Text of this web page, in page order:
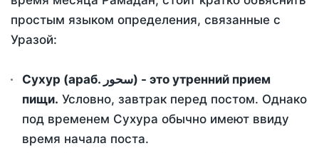
простым языком определения, связанные с
Уразой:
Сухур (араб. سحور) - это утренний прием
пищи. Условно, завтрак перед постом. Однако
под временем Сухура обычно имеют ввиду
время начала поста.